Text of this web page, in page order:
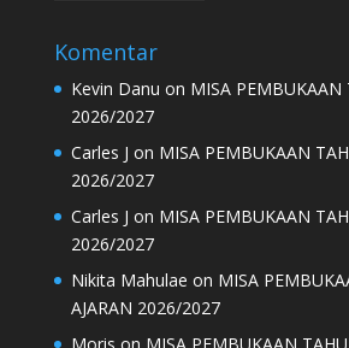
Komentar
Kevin Danu on MISA PEMBUKAAN
2026/2027
Carles J on MISA PEMBUKAAN
2026/2027
Carles J on MISA PEMBUKAAN
2026/2027
Nikita Mahulae on MISA
AJARAN 2026/2027